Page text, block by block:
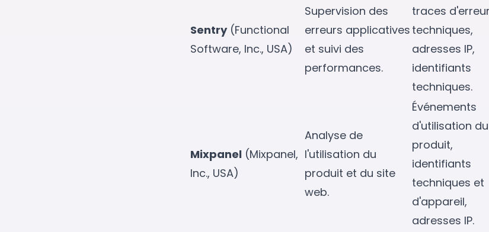
Sentry(Functional
Software, Inc., USA)
Supervision des
erreurs applicatives
et suivi des
performances.
traces
techniques,
adresses IP,
identifiants
techniques.
Mixpanel (Mixpanel,
Inc., USA)
Analyse de
l'utilisation du
produit et du site
web.
Événements
d'utilisation du
produit,
identifiants
techniques et
d'appareil,
adresses IP.